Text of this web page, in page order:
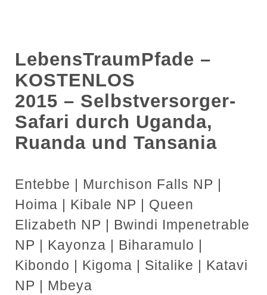
LebensTraumPfade –
KOSTENLOS
2015 – Selbstversorger-
Safari durch Uganda,
Ruanda und Tansania
Entebbe | Murchison Falls NP |
Hoima | Kibale NP | Queen
Elizabeth NP | Bwindi Impenetrable
NP | Kayonza | Biharamulo |
Kibondo | Kigoma | Sitalike | Katavi
NP | Mbeya